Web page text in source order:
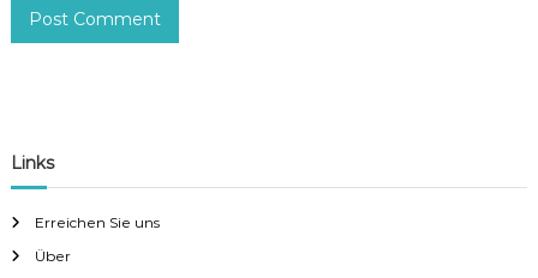
Links
Erreichen Sie uns
Über